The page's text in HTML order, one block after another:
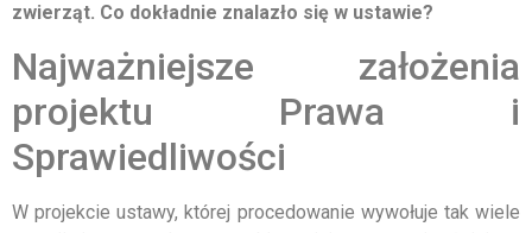
zwierząt. Co dokładnie znalazło się w ustawie?
Najważniejsze założenia
projektu Prawa i
Sprawiedliwości
W projekcie ustawy, której procedowanie wywołuje tak wiele